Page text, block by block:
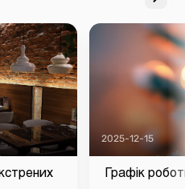
2025-12-15
Графік